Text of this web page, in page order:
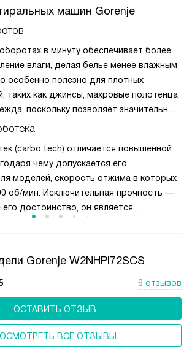
машин Gorenje
в минуту обеспечивает более
влаги, делая белье менее влажным
особенно полезно для плотных
таких как джинсы, махровые полотенца
поскольку позволяет значительно
сушки. При такой скорости отжима
почти сухим, что минимизирует
сушильной машины
(carbo tech) отличается повышенной
чему допускается его
моделей, скорость отжима в которых
об/мин. Исключительная прочность —
достоинство, он является
Gorenje W2NHPI72SCS
6 отзывов
ОСТАВИТЬ ОТЗЫВ
ВСЕ ОТЗЫВЫ